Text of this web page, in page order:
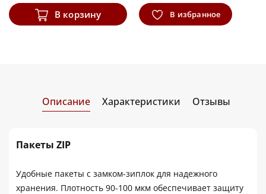
В корзину В избранное
Описание Характеристики Отзывы
Пакеты ZIP
Удобные пакеты с замком-зиплок для надежного
хранения. Плотность 90-100 мкм обеспечивает защиту